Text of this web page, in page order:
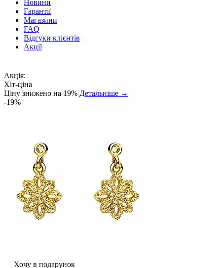
Новини
Гарантії
Магазини
FAQ
Відгуки клієнтів
Акції
Акція:
Хіт-ціна
Ціну знижено на 19% Детальніше →
-19%
Хочу в подарунок